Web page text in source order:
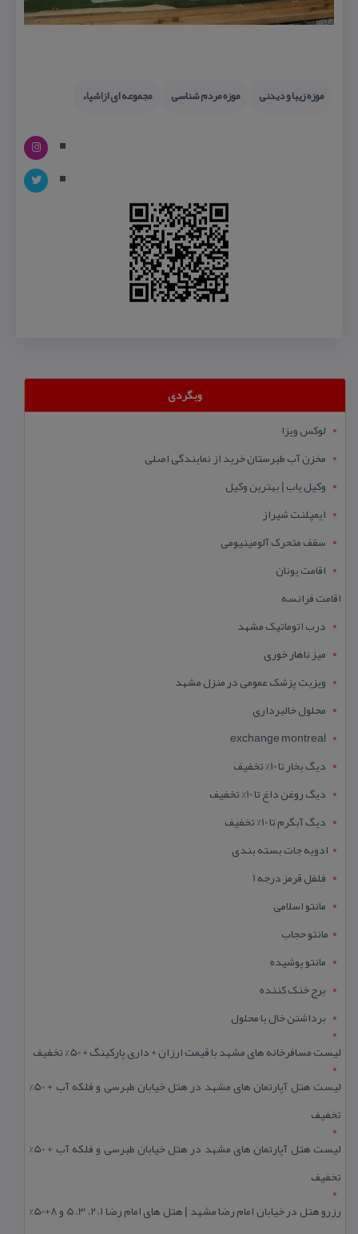
موزه زیبا و دیدنی موزه مردم شناسی مجموعه ای ازاشیاء
وبگردی
لوکس ویزا
مخزن آب طبرستان خرید از نمایندگی اصلی
وکیل یاب | بهترین وکیل
ایمپلنت شیراز
سقف متحرک آلومینیومی
اقامت یونان
اقامت فرانسه
درب اتوماتیک مشهد
میز ناهار خوری
ویزیت پزشک عمومی در منزل مشهد
محلول خالبرداری
exchange montreal
دیگ بخار تا 10% تخفیف
دیگ روغن داغ تا 10% تخفیف
دیگ آبگرم تا 10% تخفیف
ادویه جات بسته بندی
فلفل قرمز درجه 1
مانتو اسلامی
مانتو حجاب
مانتو پوشیده
برج خنک کننده
برداشتن خال با محلول
لیست مسافرخانه های مشهد با قیمت ارزان + داری پارکینگ + 50% تخفیف
لیست هتل آپارتمان های مشهد در هتل خیابان طبرسی و فلکه آب + 50%
تخفیف
لیست هتل آپارتمان های مشهد در هتل خیابان طبرسی و فلکه آب + 50%
تخفیف
رزرو هتل در خیابان امام رضا مشهد | هتل‌ های امام رضا 1، 2، 3، 5 و 8+50%